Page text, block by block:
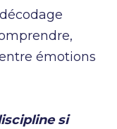
émotions
si